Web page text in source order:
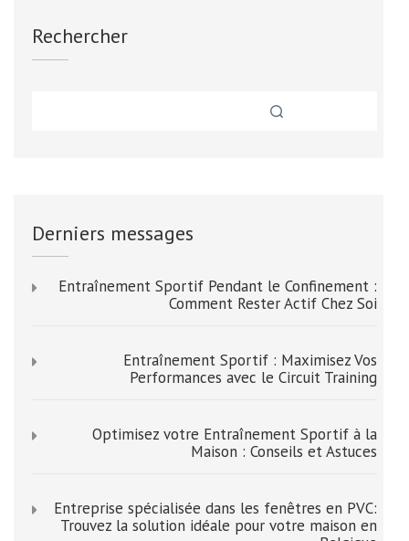
Rechercher
Derniers messages
Entraînement Sportif Pendant le Confinement :
Comment Rester Actif Chez Soi
Entraînement Sportif : Maximisez Vos
Performances avec le Circuit Training
Optimisez votre Entraînement Sportif à la
Maison : Conseils et Astuces
Entreprise spécialisée dans les fenêtres en PVC:
Trouvez la solution idéale pour votre maison en